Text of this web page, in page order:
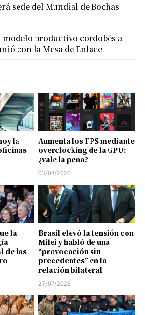
la
Aumenta los FPS mediante
overclocking de la GPU:
¿vale la pena?
03/08/2026
la
de las
Brasil elevó la tensión con
Milei y habló de una
“provocación sin
precedentes” en la
relación bilateral
27/07/2026
sede del Mundial de Bochas
productivo cordobés a
con la Mesa de Enlace